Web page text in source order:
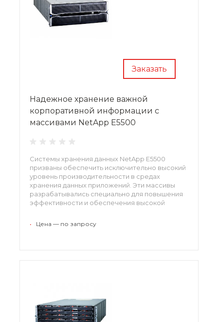
Заказать
Надежное хранение важной
корпоративной информации с
массивами NetApp E5500
Системы хранения данных NetApp E5500
призваны обеспечить исключительно высокий
уровень производительности в средах
хранения данных приложений. Эти массивы
разрабатывались специально для повышения
эффективности и обеспечения высокой
данных.
• Цена — по запросу